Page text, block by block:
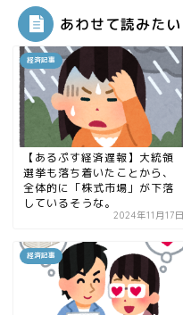
あわせて読みたい
経済記事
【あるぷす経済遅報】大統領
選挙も落ち着いたことから、
全体的に「株式市場」が下落
しているそうな。
2024年11月17日
経済記事